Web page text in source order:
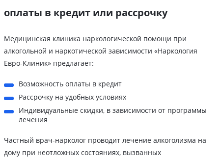
оплаты в кредит или рассрочку
Медицинская клиника наркологической помощи при
алкогольной и наркотической зависимости «Наркология
Евро-Клиник» предлагает:
Возможность оплаты в кредит
Рассрочку на удобных условиях
Индивидуальные скидки, в зависимости от программы
лечения
Частный врач-нарколог проводит лечение алкоголизма на
дому при неотложных состояниях, вызванных